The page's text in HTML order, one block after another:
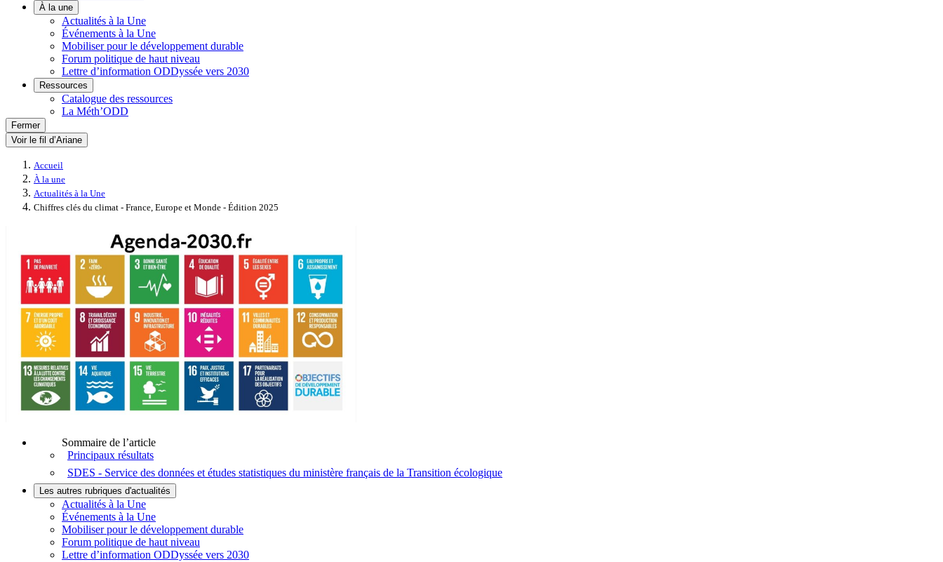
À la une
Actualités à la Une
Événements à la Une
Mobiliser pour le développement durable
Forum politique de haut niveau
Lettre d’information ODDyssée vers 2030
Ressources
Catalogue des ressources
La Méth’ODD
Fermer
Voir le fil d’Ariane
Accueil
À la une
Actualités à la Une
Chiffres clés du climat - France, Europe et Monde - Édition 2025
Sommaire de l’article
Principaux résultats
SDES - Service des données et études statistiques du ministère français de la Transition écologique
Les autres rubriques d'actualités
Actualités à la Une
Événements à la Une
Mobiliser pour le développement durable
Forum politique de haut niveau
Lettre d’information ODDyssée vers 2030